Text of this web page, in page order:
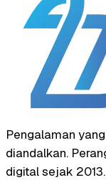
Pengalaman
diandalkan.
digital sejak 2013.